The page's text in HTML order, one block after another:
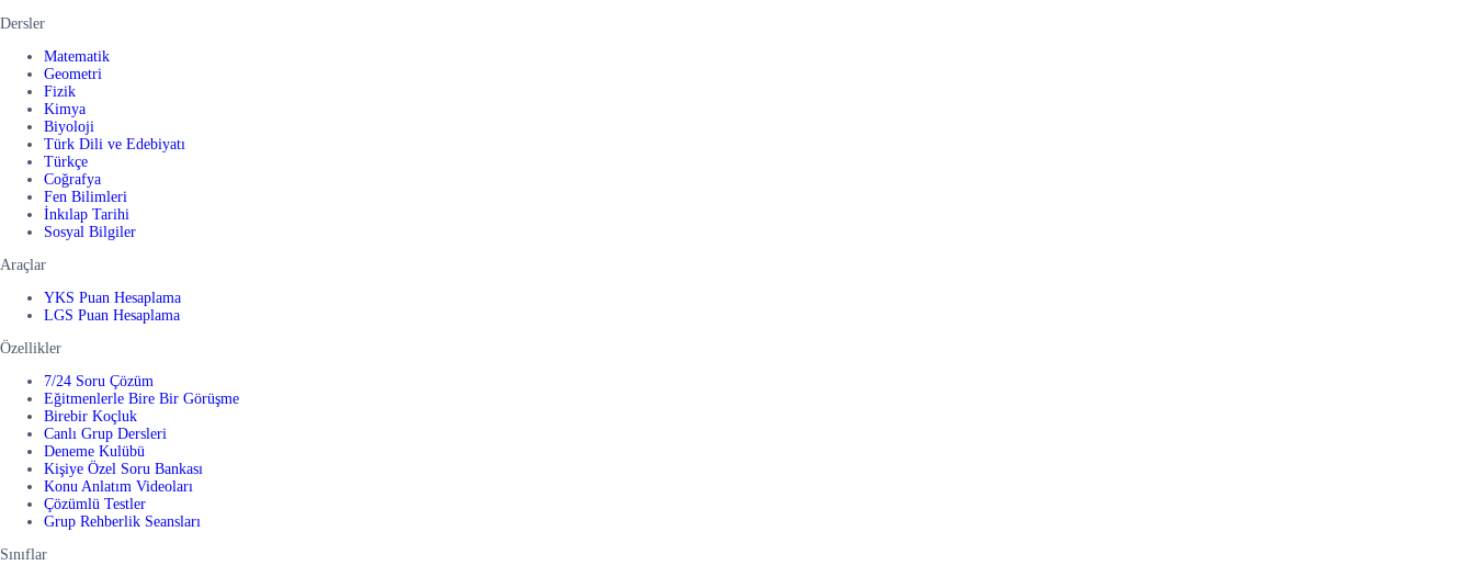
Dersler
Matematik
Geometri
Fizik
Kimya
Biyoloji
Türk Dili ve Edebiyatı
Türkçe
Coğrafya
Fen Bilimleri
İnkılap Tarihi
Sosyal Bilgiler
Araçlar
YKS Puan Hesaplama
LGS Puan Hesaplama
Özellikler
7/24 Soru Çözüm
Eğitmenlerle Bire Bir Görüşme
Birebir Koçluk
Canlı Grup Dersleri
Deneme Kulübü
Kişiye Özel Soru Bankası
Konu Anlatım Videoları
Çözümlü Testler
Grup Rehberlik Seansları
Sınıflar